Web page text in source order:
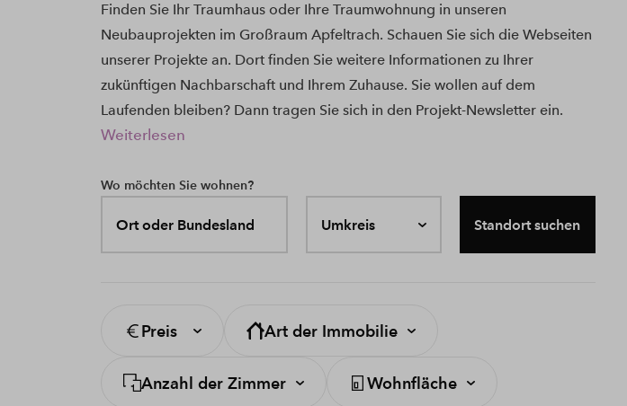
Finden Sie Ihr Traumhaus oder Ihre Traumwohnung in unseren
Neubauprojekten im Großraum Apfeltrach. Schauen Sie sich die Webseiten
unserer Projekte an. Dort finden Sie weitere Informationen zu Ihrer
zukünftigen Nachbarschaft und Ihrem Zuhause. Sie wollen auf dem
Laufenden bleiben? Dann tragen Sie sich in den Projekt-Newsletter ein.
Weiterlesen
Wo möchten Sie wohnen?
Ort oder Bundesland Umkreis Standort suchen
Preis Art der Immobilie
Anzahl der Zimmer Wohnfläche